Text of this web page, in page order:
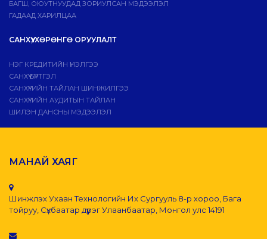
БАГШ, ОЮУТНУУДАД ЗОРИУЛСАН МЭДЭЭЛЭЛ
ГАДААД ХАРИЛЦАА
САНХҮҮ, ХӨРӨНГӨ ОРУУЛАЛТ
НЭГ КРЕДИТИЙН ҮНЭЛГЭЭ
САНХҮҮ БҮРТГЭЛ
САНХҮҮГИЙН ТАЙЛАН ШИНЖИЛГЭЭ
САНХҮҮГИЙН АУДИТЫН ТАЙЛАН
ШИЛЭН ДАНСНЫ МЭДЭЭЛЭЛ
МАНАЙ ХАЯГ
Шинжлэх Ухаан Технологийн Их Сургууль 8-р хороо, Бага
тойруу, Сүхбаатар дүүрэг Улаанбаатар, Монгол улс 14191